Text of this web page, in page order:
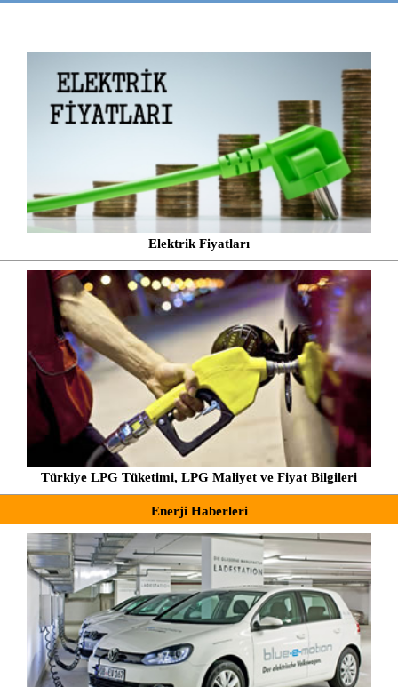
Elektrik Fiyatları
Türkiye LPG Tüketimi, LPG Maliyet ve Fiyat Bilgileri
Enerji Haberleri